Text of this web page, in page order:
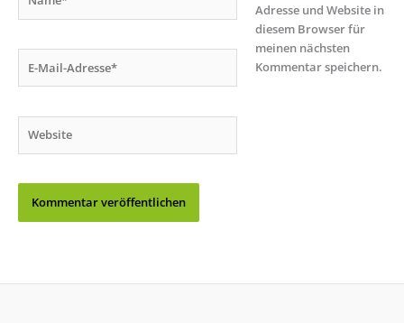
Mail-
Adresse und Website in
diesem Browser für
meinen nächsten
Kommentar speichern.